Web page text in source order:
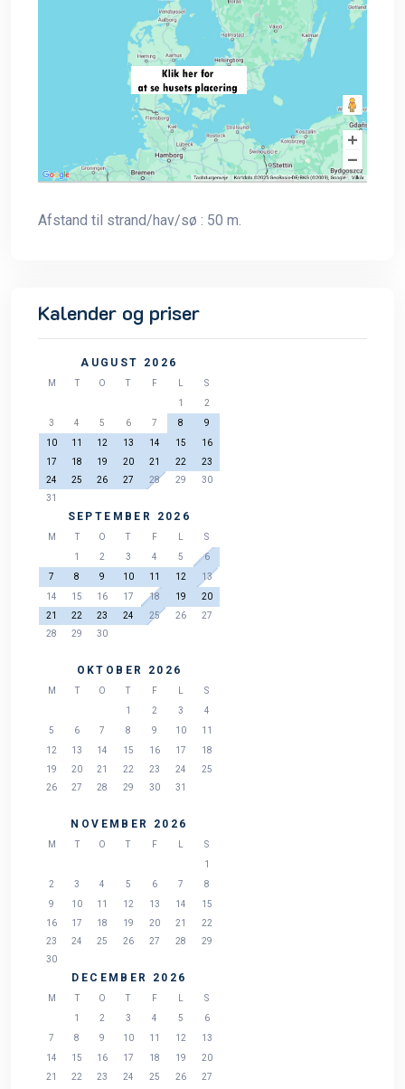
Afstand til strand/hav/sø : 50 m.
Kalender og priser
AUGUST 2026
M T O T F
S
1
2
3
4 5 6 7 8
9
10
11 12 13 14 15
16
17
18 19 20 21 22
23
24
25 26 27 28 29
30
31
SEPTEMBER 2026
M T O T F
S
1
2 3 4 5
6
7
8 9 10 11 12
13
14
15 16 17 18 19
20
21
22 23 24 25 26
27
28
29 30
OKTOBER 2026
M T O T F
S
1
2 3
4
5
6 7 8 9 10
11
12
13 14 15 16 17
18
19
20 21 22 23 24
25
26
27 28 29 30 31
NOVEMBER 2026
M T O T F
S
1
2
3 4 5 6 7
8
9
10 11 12 13 14
15
16
17 18 19 20 21
22
23
24 25 26 27 28
29
30
DECEMBER 2026
M T O T F
S
1
2 3 4 5
6
7
8 9 10 11 12
13
14
15 16 17 18 19
20
21
22 23 24 25 26
27